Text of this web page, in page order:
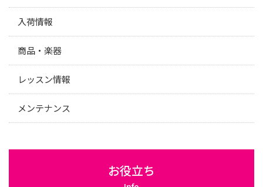
入荷情報
商品・楽器
レッスン情報
メンテナンス
お役立ち